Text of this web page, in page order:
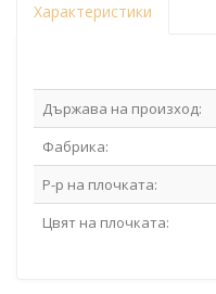
Характеристики
Държава на произход:
Фабрика:
Р-р на плочката:
Цвят на плочката: